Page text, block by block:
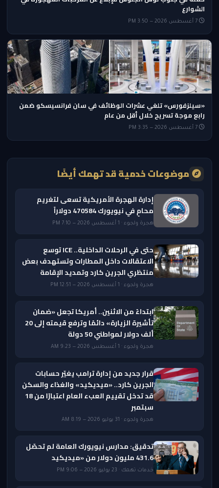
الشوارع
«سيلزفورس» تلغي عشرات الوظائف في سان فرانسيسكو ضمن
رابع موجة تسريح خلال أقل من عام
موضوعات خدمية قد تهمك أيضًا
إدارة الهجرة الأمريكية تسعى لتغريم
محامٍ في نيويورك 470584 دولاراً
هجرة ولجوء · 1 أغسطس 2026 — 7:10 PM
حتى في الرحلات الداخلية.. ICE توسع
الاعتقالات داخل المطارات وتستهدف بعض
منتظري الجرين كارد وتمديد الإقامة
هجرة ولجوء · 1 أغسطس 2026 — 12:51 PM
ابتداءً من الاثنين.. أمريكا تجعل «ضمان
تأشيرة الزيارة» دائمًا وترفع قيمته إلى 20
ألف دولار لمواطني 50 دولة
هجرة ولجوء · 1 أغسطس 2026 — 9:23 AM
قرار جديد من إدارة ترامب يغيّر حسابات
الجرين كارد.. «ميديكيد» والغذاء والسكن
قد تدخل تقييم العبء العام اعتبارًا من 18
سبتمبر
هجرة ولجوء · 31 يوليو 2026 — 8:19 AM
تدقيق: مدارس نيويورك العامة لم تحصّل
431.6 مليون دولار من «ميديكيد
خدمات تهمك · 23 يوليو 2026 — 9:06 PM